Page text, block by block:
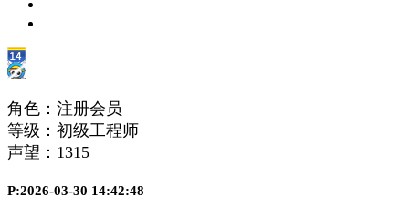
角色：注册会员
等级：初级工程师
声望： 1315
P:2026-03-30 14:42:48